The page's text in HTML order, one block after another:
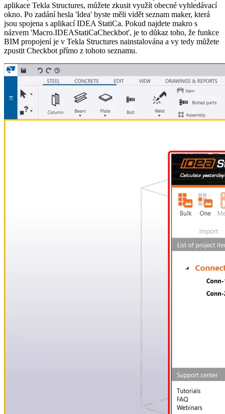
aplikace Tekla Structures, můžete zkusit využít obecné vyhledávací
okno. Po zadání hesla 'Idea' byste měli vidět seznam maker, která
jsou spojena s aplikací IDEA StatiCa. Pokud najdete makro s
názvem 'Macro.IDEAStatiCaCheckbot', je to důkaz toho, že funkce
BIM propojení je v Tekla Structures nainstalována a vy tedy můžete
zpustit Checkbot přímo z tohoto seznamu.